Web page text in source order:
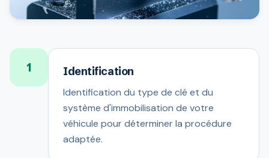
1 Identification
Identification du type de clé et du
système d'immobilisation de votre
véhicule pour déterminer la procédure
adaptée.